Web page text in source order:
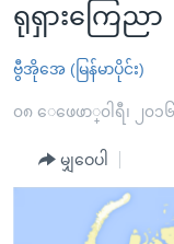
Link
များ
ပင်မ
ကမ္ဘာ့သတင်းများ
နိုင်ငံတကာ
အစ္စရေး-ပါလက်စတိုင်
ဗွီဒီယို
သတင်းလွတ်လပ်ခွင့်
အင်္ဂလိပ်စာလေ့လာမ
အမေရိကန်သုံးအီဒီယံ
အပတ်စဉ်ကဏ္ဍများ
ရုရှားကြေညာ
ဗွီအိုအေ (မြန်မာပိုင်း)
၀၈ ေဖေဖာ္၀ါရီ၊ ၂၀၁၆
မျှဝေပါ